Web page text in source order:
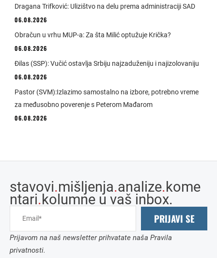
Dragana Trifković: Ulizištvo na delu prema administraciji SAD
06.08.2026
Obračun u vrhu MUP-a: Za šta Milić optužuje Krička?
06.08.2026
Đilas (SSP): Vučić ostavlja Srbiju najzaduženiju i najizolovaniju
06.08.2026
Pastor (SVM):Izlazimo samostalno na izbore, potrebno vreme
za međusobno poverenje s Peterom Mađarom
06.08.2026
stavovi.mišljenja.analize.kome
ntari.kolumne u vaš inbox.
PRIJAVI SE
Prijavom na naš newsletter prihvatate naša Pravila
privatnosti.